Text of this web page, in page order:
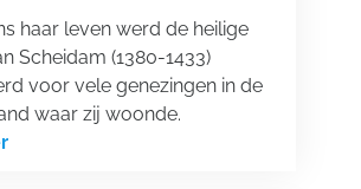
haar leven werd de heilige
Scheidam (1380-1433)
voor vele genezingen in de
waar zij woonde.